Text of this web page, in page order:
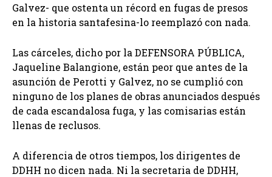
Galvez- que ostenta un récord en fugas de presos
en la historia santafesina-lo reemplazó con nada.
Las cárceles, dicho por la DEFENSORA PÚBLICA,
Jaqueline Balangione, están peor que antes de la
asunción de Perotti y Galvez, no se cumplió con
ninguno de los planes de obras anunciados después
de cada escandalosa fuga, y las comisarias están
llenas de reclusos.
A diferencia de otros tiempos, los dirigentes de
DDHH no dicen nada. Ni la secretaria de DDHH,